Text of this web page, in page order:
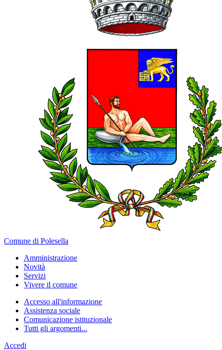
Comune di Polesella
Amministrazione
Novità
Servizi
Vivere il comune
Accesso all'informazione
Assistenza sociale
Comunicazione istituzionale
Tutti gli argomenti...
Accedi